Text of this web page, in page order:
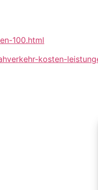
100.html
kosten-